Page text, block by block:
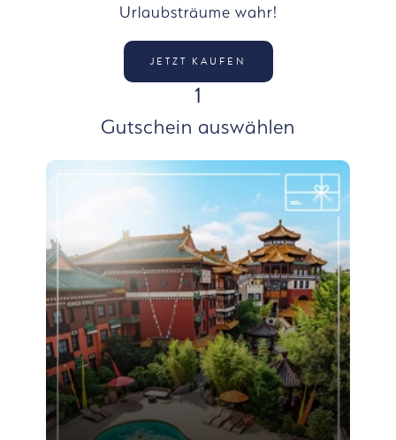
Urlaubsträume wahr!
JETZT KAUFEN
1
Gutschein auswählen